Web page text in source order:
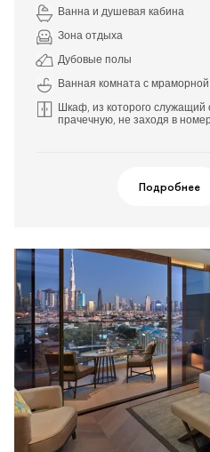
Ванна и душевая кабина
Зона отдыха
Дубовые полы
Ванная комната с мраморной
Шкаф, из которого служащий
прачечную, не заходя в
Подробнее